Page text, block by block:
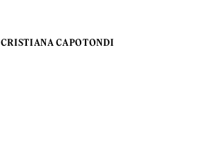
CRISTIANA CAPOTONDI